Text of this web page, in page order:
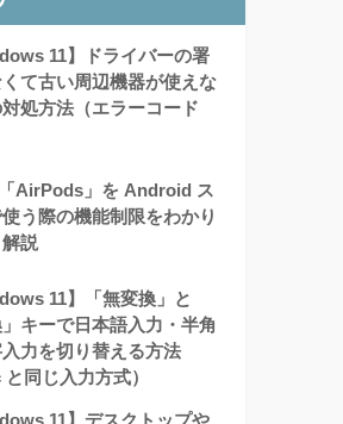
11】ドライバーの署
て古い周辺機器が使えな
処方法（エラーコード
AirPods」を Android ス
う際の機能制限をわかり
説
11】「無変換」と
」キーで日本語入力・半角
力を切り替える方法
と同じ入力方式）
11】デスクトップや